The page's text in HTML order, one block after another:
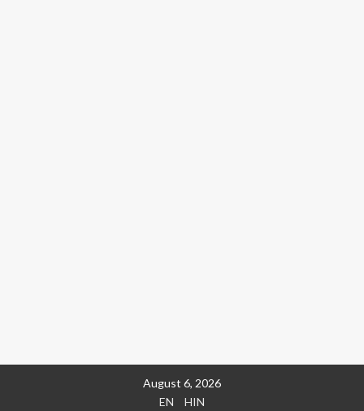
August 6, 2026
EN
HIN